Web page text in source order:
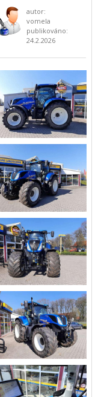
autor:
vomela
publikováno:
24.2.2026